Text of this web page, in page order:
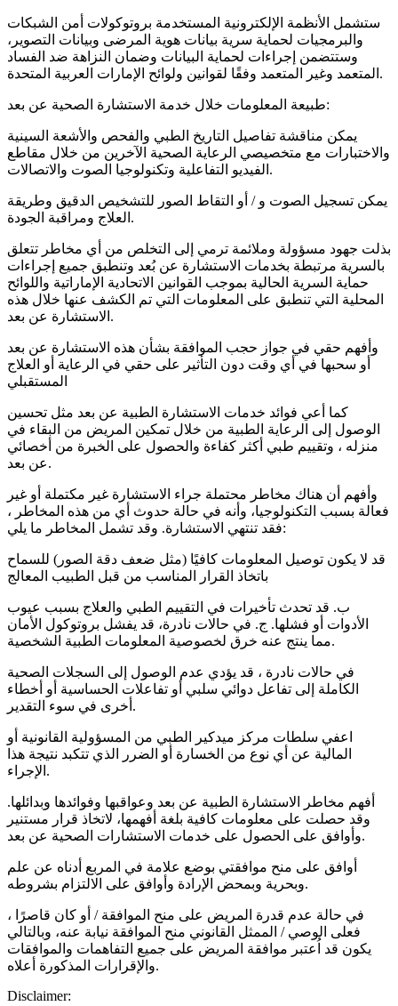
ستشمل الأنظمة الإلكترونية المستخدمة بروتوكولات أمن الشبكات
والبرمجيات لحماية سرية بيانات هوية المرضى وبيانات التصوير،
وستتضمن إجراءات لحماية البيانات وضمان النزاهة ضد الفساد
المتعمد وغير المتعمد وفقًا لقوانين ولوائح الإمارات العربية المتحدة.
طبيعة المعلومات خلال خدمة الاستشارة الصحية عن بعد:
يمكن مناقشة تفاصيل التاريخ الطبي والفحص والأشعة السينية
والاختبارات مع متخصيصي الرعاية الصحية الآخرين من خلال مقاطع
الفيديو التفاعلية وتكنولوجيا الصوت والاتصالات.
يمكن تسجيل الصوت و / أو التقاط الصور للتشخيص الدقيق وطريقة
العلاج ومراقبة الجودة.
بذلت جهود مسؤولة وملائمة ترمي إلى التخلص من أي مخاطر تتعلق
بالسرية مرتبطة بخدمات الاستشارة عن بُعد وتنطبق جميع إجراءات
حماية السرية الحالية بموجب القوانين الاتحادية الإماراتية واللوائح
المحلية التي تنطبق على المعلومات التي تم الكشف عنها خلال هذه
الاستشارة عن بعد.
وأفهم حقي في جواز حجب الموافقة بشأن هذه الاستشارة عن بعد
أو سحبها في أي وقت دون التأثير على حقي في الرعاية أو العلاج
المستقبلي
كما أعي فوائد خدمات الاستشارة الطبية عن بعد مثل تحسين
الوصول إلى الرعاية الطبية من خلال تمكين المريض من البقاء في
منزله ، وتقييم طبي أكثر كفاءة والحصول على الخبرة من أخصائي
عن بعد.
وأفهم أن هناك مخاطر محتملة جراء الاستشارة غير مكتملة أو غير
فعالة بسبب التكنولوجيا، وأنه في حالة حدوث أي من هذه المخاطر ،
فقد تنتهي الاستشارة. وقد تشمل المخاطر ما يلي:
قد لا يكون توصيل المعلومات كافيًا (مثل ضعف دقة الصور) للسماح
باتخاذ القرار المناسب من قبل الطبيب المعالج
ب. قد تحدث تأخيرات في التقييم الطبي والعلاج بسبب عيوب
الأدوات أو فشلها. ج. في حالات نادرة، قد يفشل بروتوكول الأمان
مما ينتج عنه خرق لخصوصية المعلومات الطبية الشخصية.
في حالات نادرة ، قد يؤدي عدم الوصول إلى السجلات الصحية
الكاملة إلى تفاعل دوائي سلبي أو تفاعلات الحساسية أو أخطاء
أخرى في سوء التقدير.
اعفي سلطات مركز ميدكير الطبي من المسؤولية القانونية أو
المالية عن أي نوع من الخسارة أو الضرر الذي تتكبد نتيجة هذا
الإجراء.
أفهم مخاطر الاستشارة الطبية عن بعد وعواقبها وفوائدها وبدائلها.
وقد حصلت على معلومات كافية بلغة أفهمها، لاتخاذ قرار مستنير
وأوافق على الحصول على خدمات الاستشارات الصحية عن بعد.
أوافق على منح موافقتي بوضع علامة في المربع أدناه عن علم
وبحرية وبمحض الإرادة وأوافق على الالتزام بشروطه.
في حالة عدم قدرة المريض على منح الموافقة / أو كان قاصرًا ،
فعلى الوصي / الممثل القانوني منح الموافقة نيابة عنه، وبالتالي
يكون قد اُعتبر موافقة المريض على جميع التفاهمات والموافقات
والإقرارات المذكورة أعلاه.
Disclaimer: